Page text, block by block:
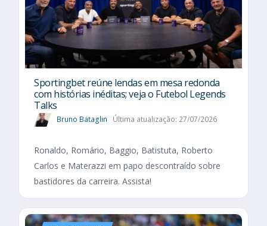
Sportingbet reúne lendas em mesa redonda
com histórias inéditas; veja o Futebol Legends
Talks
Bruno Bataglin Última atualização: 27/07/2026
Ronaldo, Romário, Baggio, Batistuta, Roberto
Carlos e Materazzi em papo descontraído sobre
bastidores da carreira. Assista!